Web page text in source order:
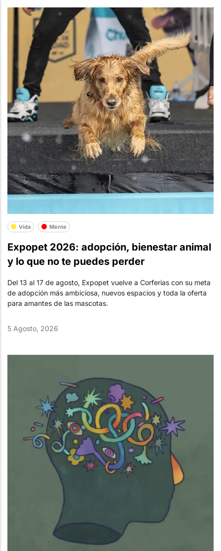
Vida Mente
Expopet 2026: adopción, bienestar animal
y lo que no te puedes perder
Del 13 al 17 de agosto, Expopet vuelve a Corferias con su meta
de adopción más ambiciosa, nuevos espacios y toda la oferta
para amantes de las mascotas.
5 Agosto, 2026